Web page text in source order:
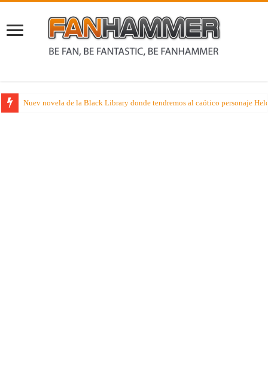
Nuev novela de la Black Library donde tendremos al caótico personaje